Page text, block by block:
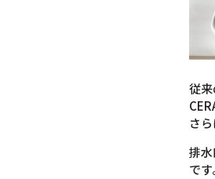
従
さ
排
です